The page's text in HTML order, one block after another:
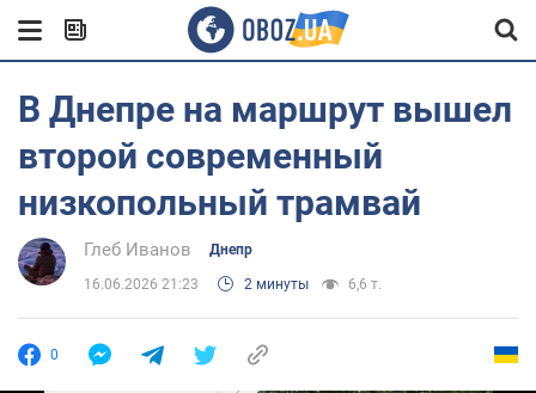
В Днепре на маршрут вышел
второй современный
низкопольный трамвай
Глеб Иванов Днепр
16.06.2026 21:23 2 минуты 6,6 т.
0